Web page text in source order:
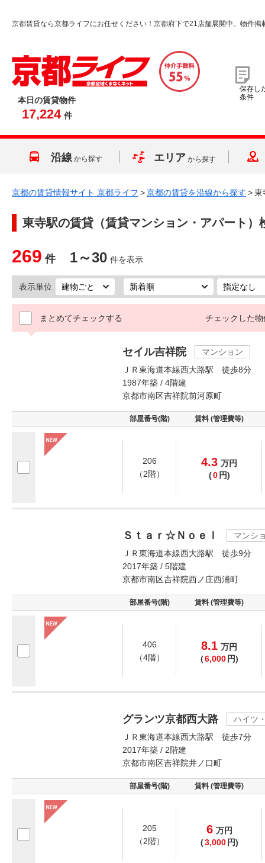
京都賃貸なら京都ライフにお任せください！京都府下で21店舗展開中。物件掲
本日の賃貸物件
17,224 件
保存し
条件
沿線 から探す エリア から探す
京都の賃貸情報サイト 京都ライフ >京都の賃貸を沿線から探す >東
東寺駅の賃貸（賃貸マンション・アパート）
269 件 1～30 件を表示
表示単位
まとめてチェックする チェックした物
セイル吉祥院
マンション
ＪＲ東海道本線西大路駅 徒歩8分
1987年築 / 4階建
京都市南区吉祥院前河原町
部屋番号(階) 賃料 (管理費等)
206
（2階）
4.3 万円
(0 円)
Ｓｔａｒ☆Ｎｏｅｌ
マンシ
ＪＲ東海道本線西大路駅 徒歩9分
2017年築 / 5階建
京都市南区吉祥院西ノ庄西浦町
部屋番号(階) 賃料 (管理費等)
406
（4階）
8.1 万円
(6,000 円)
グランツ京都西大路
ハイツ
ＪＲ東海道本線西大路駅 徒歩7分
2017年築 / 2階建
京都市南区吉祥院井ノ口町
部屋番号(階) 賃料 (管理費等)
205
（2階）
6 万円
(3,000 円)